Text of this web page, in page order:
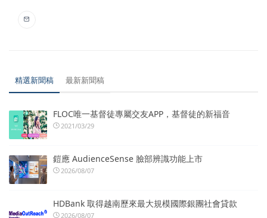
精選新聞稿 最新新聞稿
FLOC唯一基督徒專屬交友APP，基督徒的新福音
2021/03/29
鎧應 AudienceSense 臉部辨識功能上市
2026/08/07
HDBank 取得越南歷來最大規模國際銀團社會貸款
2026/08/07